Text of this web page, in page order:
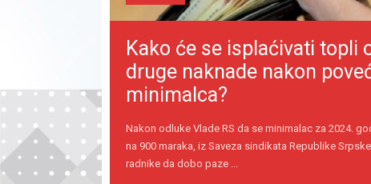
Kako će se isplaćivati topli
druge naknade nakon
minimalca?
Nakon odluke Vlade RS da se minimalac za 2024.
na 900 maraka, iz Saveza sindikata Republike
radnike da dobo paze ...